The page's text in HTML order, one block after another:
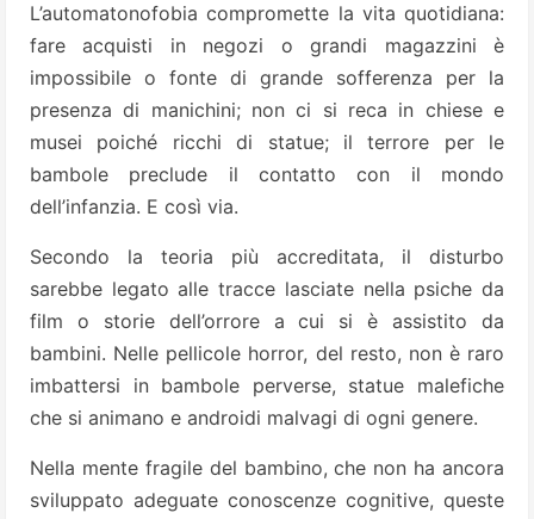
L’automatonofobia compromette la vita quotidiana:
fare acquisti in negozi o grandi magazzini è
impossibile o fonte di grande sofferenza per la
presenza di manichini; non ci si reca in chiese e
musei poiché ricchi di statue; il terrore per le
bambole preclude il contatto con il mondo
dell’infanzia. E così via.
Secondo la teoria più accreditata, il disturbo
sarebbe legato alle tracce lasciate nella psiche da
film o storie dell’orrore a cui si è assistito da
bambini. Nelle pellicole horror, del resto, non è raro
imbattersi in bambole perverse, statue malefiche
che si animano e androidi malvagi di ogni genere.
Nella mente fragile del bambino, che non ha ancora
sviluppato adeguate conoscenze cognitive, queste